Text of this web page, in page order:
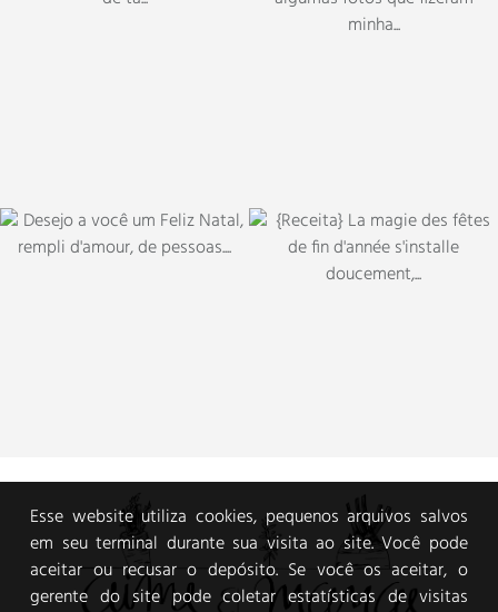
Esse website utiliza cookies, pequenos arquivos salvos
em seu terminal durante sua visita ao site. Você pode
aceitar ou recusar o depósito. Se você os aceitar, o
gerente do site pode coletar estatísticas de visitas